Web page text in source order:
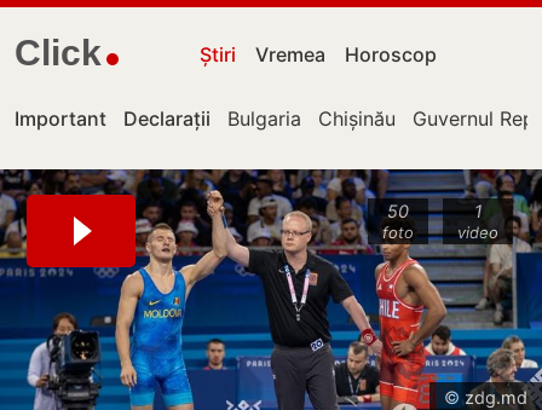
Click Știri Vremea Horoscop
Important Declarații Bulgaria Chișinău Guvernul
50
foto
1
video
© zdg.md